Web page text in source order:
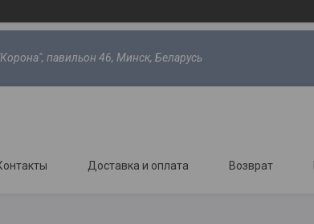
павильон 46, Минск, Беларусь
Доставка и оплата Возврат